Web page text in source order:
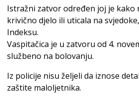
Istražni zatvor određen joj je kako
krivično djelo ili uticala na
Indeksu.
Vaspitačica je u zatvoru od 4.
službeno na bolovanju.
Iz policije nisu željeli da iznose
zaštite maloljetnika.